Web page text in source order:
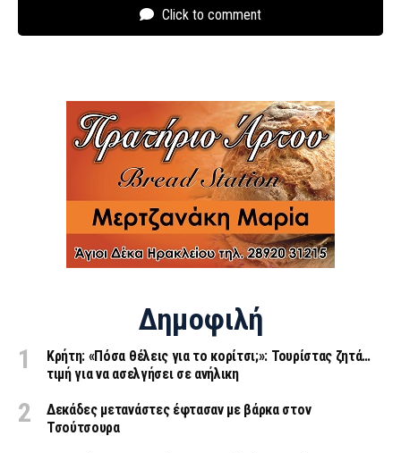
Click to comment
Δημοφιλή
Κρήτη: «Πόσα θέλεις για το κορίτσι;»: Τουρίστας ζητά…
τιμή για να ασελγήσει σε ανήλικη
Δεκάδες μετανάστες έφτασαν με βάρκα στον
Τσούτσουρα